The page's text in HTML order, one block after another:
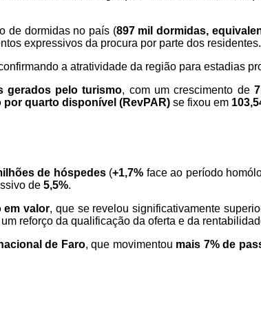
de dormidas no país (897 mil dormidas,
expressivos da procura por parte dos residentes.
a atratividade da região para estadias
gerados pelo turismo, com um crescimento de
por quarto disponível (RevPAR) se fixou em
de hóspedes(+1,7% face ao período
de 5,5%.
em valor, que se revelou significativamente
reforço da qualificação da oferta e da
de Faro, que movimentou mais 7% de